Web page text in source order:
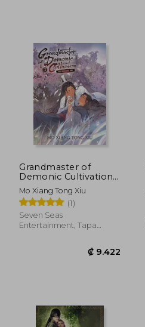
Grandmaster of
Demonic Cultivation:
Mo dao zu shi (Novel)
Vol. 5 (en Inglés)
Mo Xiang Tong Xiu
(1)
Seven Seas
Entertainment, Tapa